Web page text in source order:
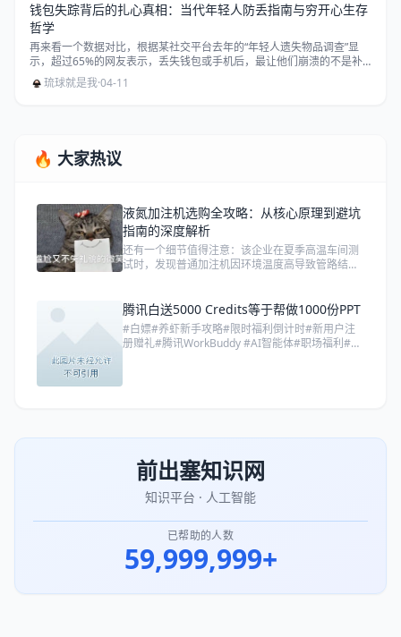
钱包失踪背后的扎心真相：当代年轻人防丢指南与穷开心生存
哲学
再来看一个数据对比，根据某社交平台去年的“年轻人遗失物品调查”显
示，超过65%的网友表示，丢失钱包或手机后，最让他们崩溃的不是补
办证件的繁琐流程，而是发现里面现金被洗劫一空时的“二次伤害”。
琉球就是我·04-11
🔥 大家热议
液氮加注机选购全攻略：从核心原理到避坑
指南的深度解析
还有一个细节值得注意：该企业在夏季高温车间测
试时，发现普通加注机因环境温度高导致管路结霜
±1%以内。
腾讯白送5000 Credits等于帮做1000份PPT
#白嫖#养虾新手攻略#限时福利倒计时#新用户注
册赠礼#腾讯WorkBuddy #AI智能体#职场福利#小
前出塞知识网
知识平台 · 人工智能
已帮助的人数
59,999,999+